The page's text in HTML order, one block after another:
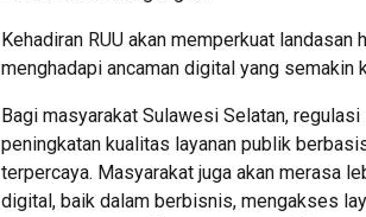
Kehadiran RUU akan memperkuat
menghadapi ancaman digital yang semakin
Bagi masyarakat Sulawesi Selatan,
peningkatan kualitas layanan publik
terpercaya. Masyarakat juga akan merasa
digital, baik dalam berbisnis, mengakses